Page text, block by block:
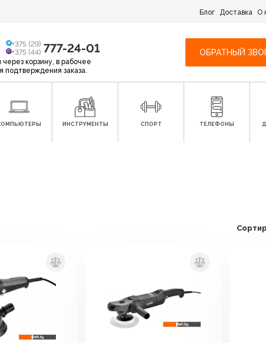
Блог Доставка О
+375 (29)
+375 (44) 777-24-01
корзину, в рабочее
заказа.
ОБРАТНЫЙ
ИНСТРУМЕНТЫ СПОРТ ТЕЛЕФОНЫ